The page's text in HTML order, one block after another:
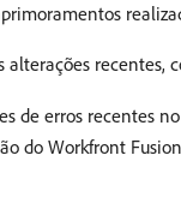
alterações recentes,
de erros recentes
do Workfront